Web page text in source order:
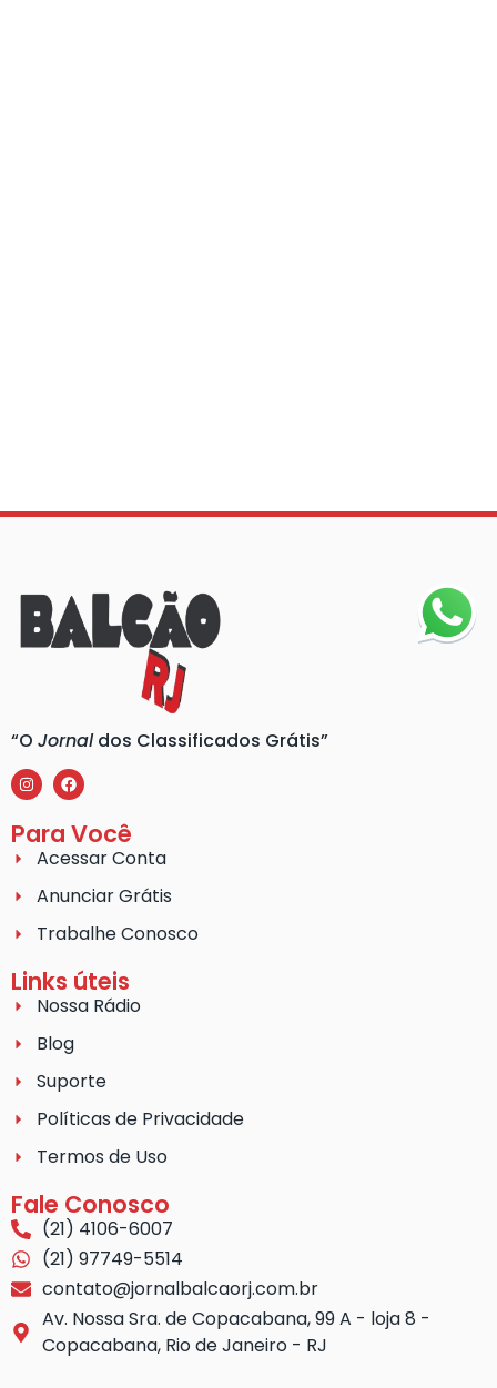
“O Jornaldos Classificados Grátis”
Para Você
Acessar Conta
Anunciar Grátis
Trabalhe Conosco
Links úteis
Nossa Rádio
Blog
Suporte
Políticas de Privacidade
Termos de Uso
Fale Conosco
(21) 4106-6007
(21) 97749-5514
contato@jornalbalcaorj.com.br
Av. Nossa Sra. de Copacabana, 99 A - loja 8 -
Copacabana, Rio de Janeiro - RJ